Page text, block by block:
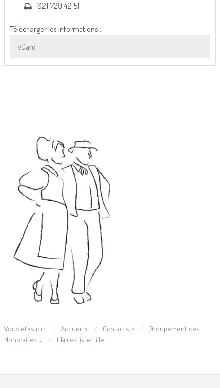
021 729 42 51
Télécharger les informations :
vCard
Vous êtes ici : Accueil Contacts
Groupement des
Honoraires
Claire-Liste Tille